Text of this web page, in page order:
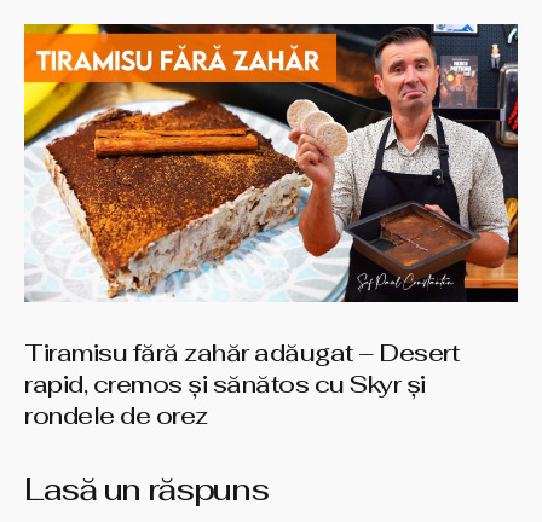
Tiramisu fără zahăr adăugat – Desert
rapid, cremos și sănătos cu Skyr și
rondele de orez
Lasă un răspuns